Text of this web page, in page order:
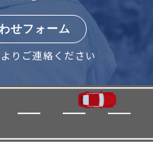
せフォーム
りご連絡ください